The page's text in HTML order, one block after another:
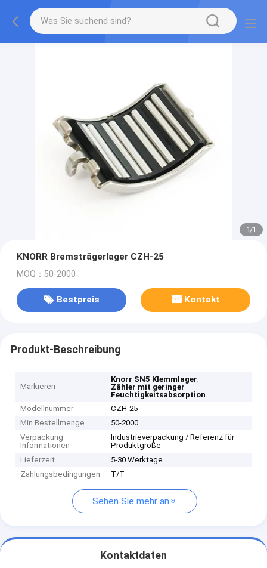
1/1
KNORR Bremsträgerlager CZH-25
MOQ：50-2000
Bestpreis Kontakt
Produkt-Beschreibung
Markieren
Knorr SN5 Klemmlager,
Zähler mit geringer
Feuchtigkeitsabsorption
Modellnummer
CZH-25
Min Bestellmenge
50-2000
Verpackung
Informationen
Industrieverpackung / Referenz für
Produktgröße
Lieferzeit
5-30 Werktage
Zahlungsbedingungen
T/T
Sehen Sie mehr an
Kontaktdaten